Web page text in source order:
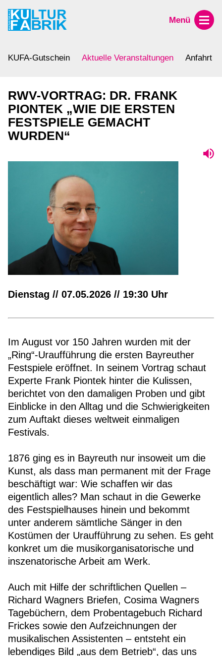
Menü
KUFA-Gutschein Aktuelle Veranstaltungen Anfahrt
RWV-VORTRAG: DR. FRANK
PIONTEK „WIE DIE ERSTEN
FESTSPIELE GEMACHT
WURDEN“
Dienstag // 07.05.2026 // 19:30 Uhr
Im August vor 150 Jahren wurden mit der
„Ring“-Uraufführung die ersten Bayreuther
Festspiele eröffnet. In seinem Vortrag schaut
Experte Frank Piontek hinter die Kulissen,
berichtet von den damaligen Proben und gibt
Einblicke in den Alltag und die Schwierigkeiten
zum Auftakt dieses weltweit einmaligen
Festivals.
1876 ging es in Bayreuth nur insoweit um die
Kunst, als dass man permanent mit der Frage
beschäftigt war: Wie schaffen wir das
eigentlich alles? Man schaut in die Gewerke
des Festspielhauses hinein und bekommt
unter anderem sämtliche Sänger in den
Kostümen der Uraufführung zu sehen. Es geht
konkret um die musikorganisatorische und
inszenatorische Arbeit am Werk.
Auch mit Hilfe der schriftlichen Quellen –
Richard Wagners Briefen, Cosima Wagners
Tagebüchern, dem Probentagebuch Richard
Frickes sowie den Aufzeichnungen der
musikalischen Assistenten – entsteht ein
lebendiges Bild „aus dem Betrieb“, das uns